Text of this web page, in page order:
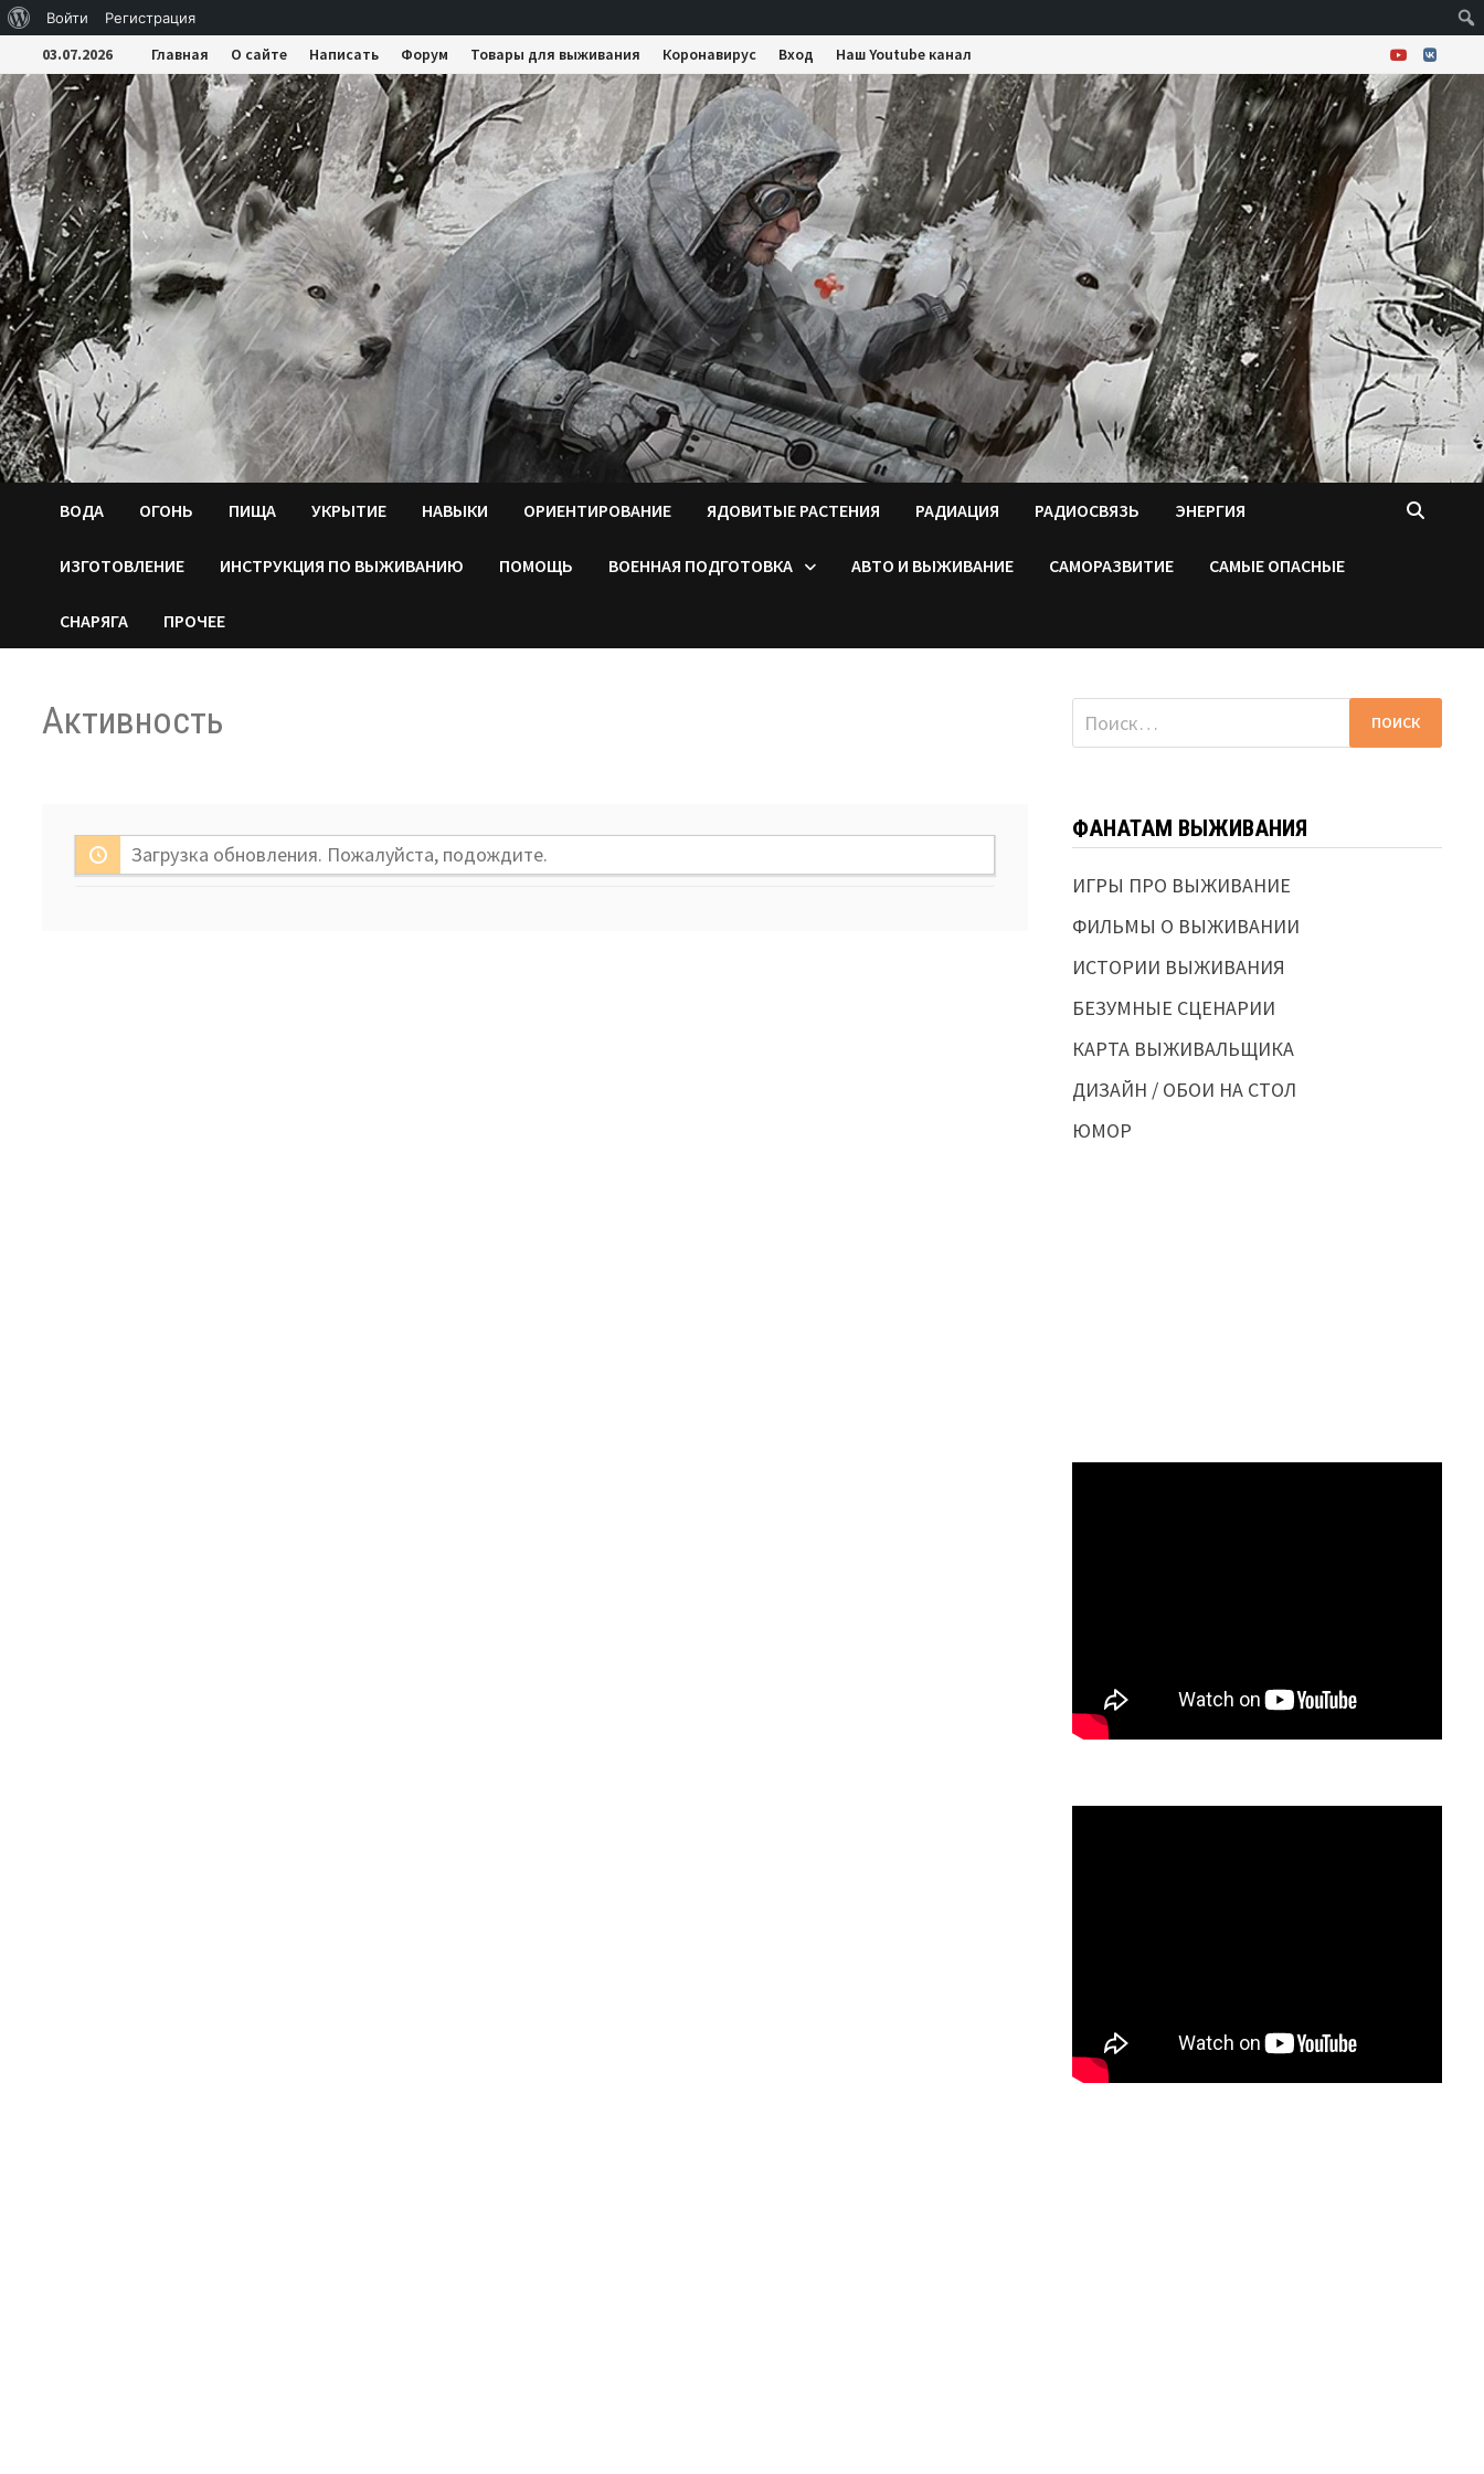
WordPress
Войти Регистрация
Перейти
к
содержимому
03.07.2026 Главная О сайте Написать Форум Товары для выживания Коронавирус Вход Наш Youtube канал
ВОДA ОГОНЬ ПИЩА УКРЫТИЕ НАВЫКИ ОРИЕНТИРОВАНИЕ ЯДОВИТЫЕ РАСТЕНИЯ РАДИАЦИЯ РАДИОСВЯЗЬ ЭНЕРГИЯ
ИЗГОТОВЛЕНИЕ ИНСТРУКЦИЯ ПО ВЫЖИВАНИЮ ПОМОЩЬ ВОЕННАЯ ПОДГОТОВКА АВТО И ВЫЖИВАНИЕ САМОРАЗВИТИЕ САМЫЕ ОПАСНЫЕ
СНАРЯГА ПРОЧЕЕ
Активность
Загрузка обновления. Пожалуйста, подождите.
Найти:
ФАНАТАМ ВЫЖИВАНИЯ
ИГРЫ ПРО ВЫЖИВАНИЕ
ФИЛЬМЫ О ВЫЖИВАНИИ
ИСТОРИИ ВЫЖИВАНИЯ
БЕЗУМНЫЕ СЦЕНАРИИ
КАРТА ВЫЖИВАЛЬЩИКА
ДИЗАЙН / ОБОИ НА СТОЛ
ЮМОР